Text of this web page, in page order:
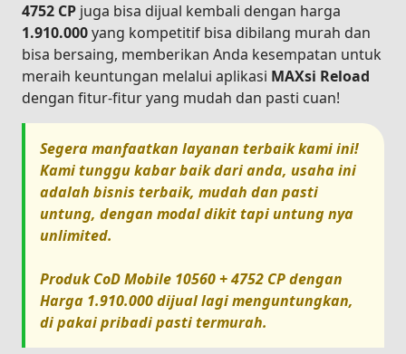
4752 CP juga bisa dijual kembali dengan harga
1.910.000yang kompetitif bisa dibilang murah dan
bisa bersaing, memberikan Anda kesempatan untuk
meraih keuntungan melalui aplikasi MAXsi Reload
dengan fitur-fitur yang mudah dan pasti cuan!
Segera manfaatkan layanan terbaik kami ini!
Kami tunggu kabar baik dari anda, usaha ini
adalah bisnis terbaik, mudah dan pasti
untung, dengan modal dikit tapi untung nya
unlimited.
ProdukCoD Mobile 10560 + 4752 CPdengan
Harga 1.910.000dijual lagi menguntungkan,
di pakai pribadi pasti termurah.